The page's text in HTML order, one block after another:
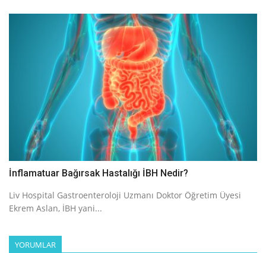
İnflamatuar Bağırsak Hastalığı İBH Nedir?
Liv Hospital Gastroenteroloji Uzmanı Doktor Öğretim Üyesi
Ekrem Aslan, İBH yani...
YORUMLAR